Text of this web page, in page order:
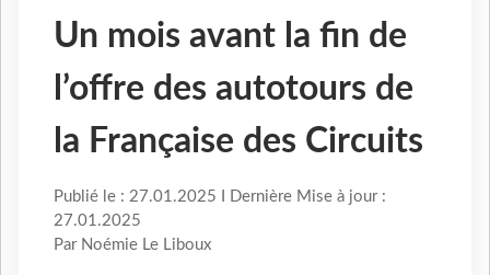
Un mois avant la fin de
l’offre des autotours de
la Française des Circuits
Publié le : 27.01.2025 I Dernière Mise à jour :
27.01.2025
Par Noémie Le Liboux